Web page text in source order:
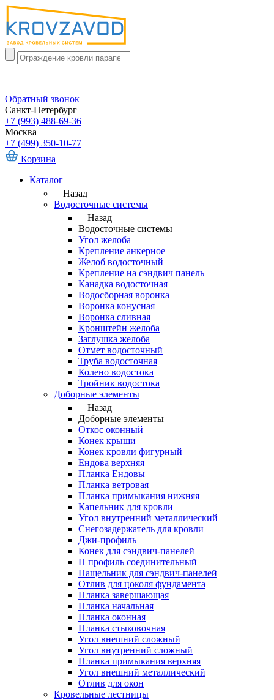
Обратный звонок
Санкт-Петербург
+7 (993) 488-69-36
Москва
+7 (499) 350-10-77
Корзина
Каталог
Назад
Водосточные системы
Назад
Водосточные системы
Угол желоба
Крепление анкерное
Желоб водосточный
Крепление на сэндвич панель
Канадка водосточная
Водосборная воронка
Воронка конусная
Воронка сливная
Кронштейн желоба
Заглушка желоба
Отмет водосточный
Труба водосточная
Колено водостока
Тройник водостока
Доборные элементы
Назад
Доборные элементы
Откос оконный
Конек крыши
Конек кровли фигурный
Ендова верхняя
Планка Ендовы
Планка ветровая
Планка примыкания нижняя
Капельник для кровли
Угол внутренний металлический
Снегозадержатель для кровли
Джи-профиль
Конек для сэндвич-панелей
Н профиль соединительный
Нащельник для сэндвич-панелей
Отлив для цоколя фундамента
Планка завершающая
Планка начальная
Планка оконная
Планка стыковочная
Угол внешний сложный
Угол внутренний сложный
Планка примыкания верхняя
Угол внешний металлический
Отлив для окон
Кровельные лестницы